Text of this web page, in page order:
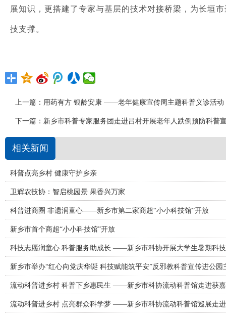
展知识，更搭建了专家与基层的技术对接桥梁，为长垣
技支撑。
上一篇： 用药有方 银龄安康 ——老年健康宣传周主题科普义诊活动
下一篇： 新乡市科普专家服务团走进吕村开展老年人跌倒预防科普
相关新闻
科普点亮乡村 健康守护乡亲
卫辉农技协：智启桃园景 果香兴万家
科普进商圈 非遗润童心——新乡市第二家商超“小小科技馆”开放
新乡市首个商超“小小科技馆”开放
科技志愿润童心 科普服务助成长 ——新乡市科协开展大学生暑期科
新乡市举办“红心向党庆华诞 科技赋能筑平安”反邪教科普宣传进公园
流动科普进乡村 科普下乡惠民生 ——新乡市科协流动科普馆走进获
流动科普进乡村 点亮群众科学梦 ——新乡市科协流动科普馆巡展走